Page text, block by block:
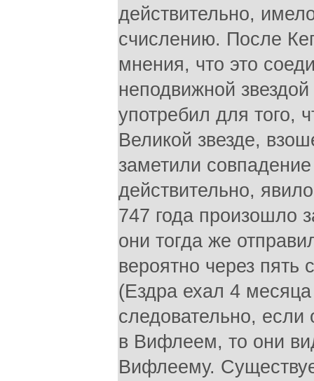
действительно,
счислению. После
мнения, что это
неподвижной
употребил для того,
Великой звезде,
заметили
действительно,
747 года произошло
они тогда же
вероятно через
(Ездра ехал 4
следовательно,
в Вифлеем, то они
Вифлеему.